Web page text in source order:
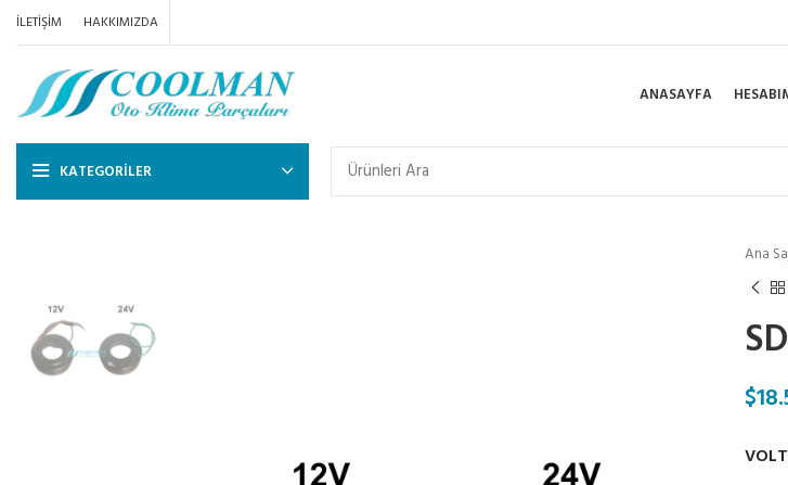
İLETIŞIM HAKKIMIZDA
ANASAYFA
KATEGORILER
Ana
$
VOLT